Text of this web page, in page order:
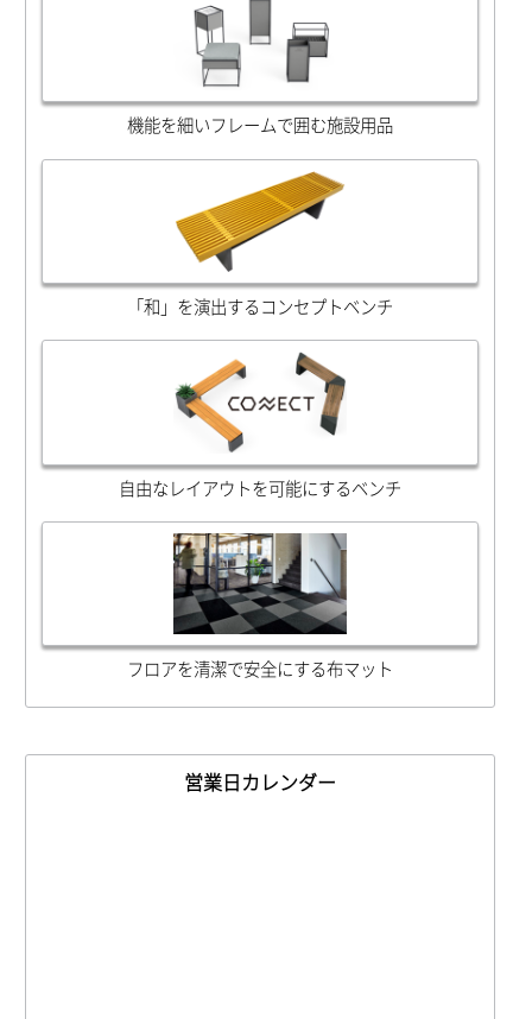
機能を細いフレームで囲む施設用品
「和」を演出するコンセプトベンチ
自由なレイアウトを可能にするベンチ
フロアを清潔で安全にする布マット
営業日カレンダー